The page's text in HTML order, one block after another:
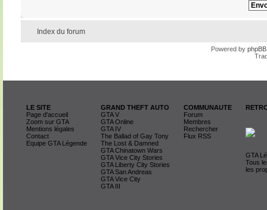
Index du forum
Powered by phpBB
LE SITE
Page d'accueil
Zoom sur GTA
Mentions légales
Contact
Equipe GTA Légende
GRAND THEFT AUTO
GTA V
GTA Online
GTA IV
The Ballad of Gay Tony
The Lost & Damned
GTA Chinatown Wars
GTA Vice City Stories
GTA Liberty City Stories
GTA San Andreas
GTA Vice City
GTA III
COMMUNAUTE
Forum
Membres
Rechercher
Flux RSS
GTA
Tous
les